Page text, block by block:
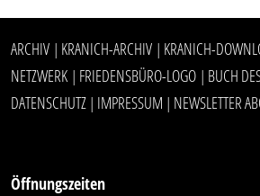
ARCHIV | KRANICH-ARCHIV | KRANICH-
NETZWERK | FRIEDENSBÜRO-LOGO | BUCH
DATENSCHUTZ | IMPRESSUM | NEWSLETTER
Öffnungszeiten